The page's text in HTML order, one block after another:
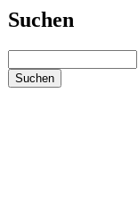
Suchen